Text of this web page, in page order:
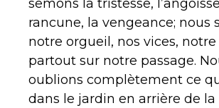
semons la tristesse,
rancune, la vengeance; nous
notre orgueil, nos vices,
partout sur notre passage.
oublions complètement ce
dans le jardin en arrière de la